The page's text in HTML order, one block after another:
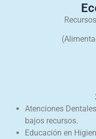
Atenciones
bajos recursos.
Educación en